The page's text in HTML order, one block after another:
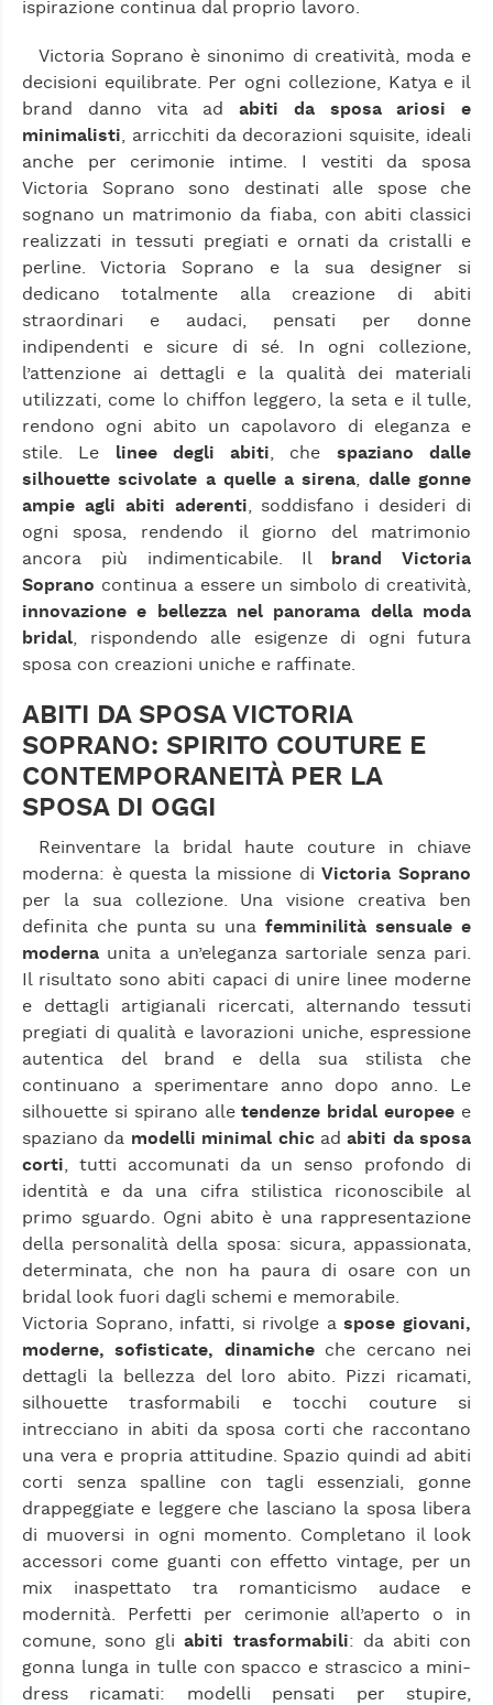
ispirazione continua dal proprio lavoro.
Victoria Soprano è sinonimo di creatività, moda e
decisioni equilibrate. Per ogni collezione, Katya e il
brand danno vita ad abiti da sposa ariosi e
minimalisti , arricchiti da decorazioni squisite, ideali
anche per cerimonie intime. I vestiti da sposa
Victoria Soprano sono destinati alle spose che
sognano un matrimonio da fiaba, con abiti classici
realizzati in tessuti pregiati e ornati da cristalli e
perline. Victoria Soprano e la sua designer si
dedicano totalmente alla creazione di abiti
straordinari e audaci, pensati per donne
indipendenti e sicure di sé. In ogni collezione,
l’attenzione ai dettagli e la qualità dei materiali
utilizzati, come lo chiffon leggero, la seta e il tulle,
rendono ogni abito un capolavoro di eleganza e
stile. Le linee degli abiti , che spaziano dalle
silhouette scivolate a quelle a sirena
dalle gonne
ampie agli abiti aderenti , soddisfano i desideri di
ogni sposa, rendendo il giorno del matrimonio
ancora più indimenticabile. Il
brand Victoria
Soprano continua a essere un simbolo di creatività,
innovazione e bellezza nel panorama della moda
bridal , rispondendo alle esigenze di ogni futura
sposa con creazioni uniche e raffinate.
ABITI DA SPOSA VICTORIA
SOPRANO: SPIRITO COUTURE E
CONTEMPORANEITÀ PER LA
SPOSA DI OGGI
Reinventare la bridal haute couture in chiave
moderna: è questa la missione diVictoria Soprano
per la sua collezione. Una visione creativa ben
definita che punta su una femminilità sensuale e
moderna unita a un’eleganza sartoriale senza pari.
Il risultato sono abiti capaci di unire linee moderne
e dettagli artigianali ricercati, alternando tessuti
pregiati di qualità e lavorazioni uniche, espressione
autentica del brand e della sua stilista che
continuano a sperimentare anno dopo anno. Le
silhouette si spirano alletendenze bridal europee e
spaziano da modelli minimal chicadabiti da sposa
corti , tutti accomunati da un senso profondo di
identità e da una cifra stilistica riconoscibile al
primo sguardo. Ogni abito è una rappresentazione
della personalità della sposa: sicura, appassionata,
determinata, che non ha paura di osare con un
bridal look fuori dagli schemi e memorabile.
Victoria Soprano, infatti, si rivolge aspose giovani,
moderne, sofisticate, dinamicheche cercano nei
dettagli la bellezza del loro abito. Pizzi ricamati,
silhouette trasformabili e tocchi couture si
intrecciano in abiti da sposa corti che raccontano
una vera e propria attitudine. Spazio quindi ad abiti
corti senza spalline con tagli essenziali, gonne
drappeggiate e leggere che lasciano la sposa libera
di muoversi in ogni momento. Completano il look
accessori come guanti con effetto vintage, per un
mix inaspettato tra romanticismo audace e
modernità. Perfetti per cerimonie all’aperto o in
comune, sono gliabiti trasformabili: da abiti con
gonna lunga in tulle con spacco e strascico a mini-
dress ricamati: modelli pensati per stupire,